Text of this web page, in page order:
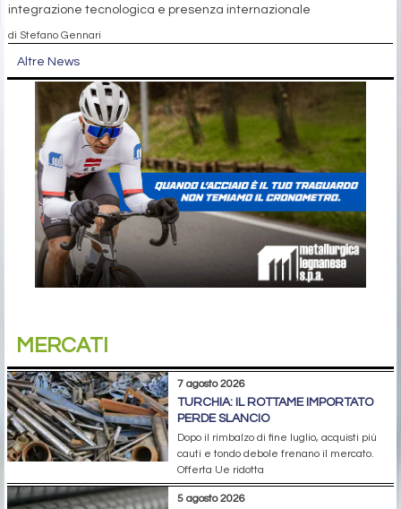
integrazione tecnologica e presenza internazionale
di Stefano Gennari
Altre News
MERCATI
7 agosto 2026
TURCHIA: IL ROTTAME IMPORTATO
PERDE SLANCIO
Dopo il rimbalzo di fine luglio, acquisti più
cauti e tondo debole frenano il mercato.
Offerta Ue ridotta
5 agosto 2026